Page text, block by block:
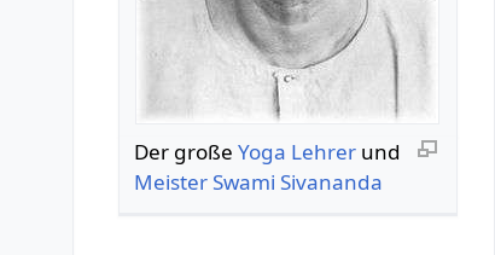
Der großeYoga Lehrer und
Meister Swami Sivananda